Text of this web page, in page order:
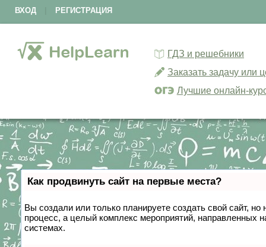
ВХОД РЕГИСТРАЦИЯ
ГДЗ и решебники
Заказать задачу или
Лучшие онлайн-
Как продвинуть сайт на первые места?
Вы создали или только планируете создать свой сайт,
процесс, а целый комплекс мероприятий, направленных
системах.